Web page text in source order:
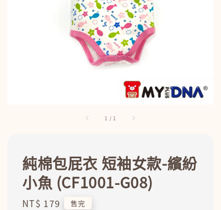
1 / 1
純棉包屁衣 短袖女款-繽紛
小魚 (CF1001-G08)
Regular
NT$ 179 售完